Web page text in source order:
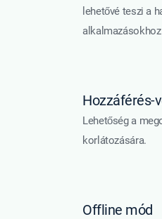
lehetővé teszi a
Hozzáférés-
Lehetőség a
korlátozására.
Offline mód